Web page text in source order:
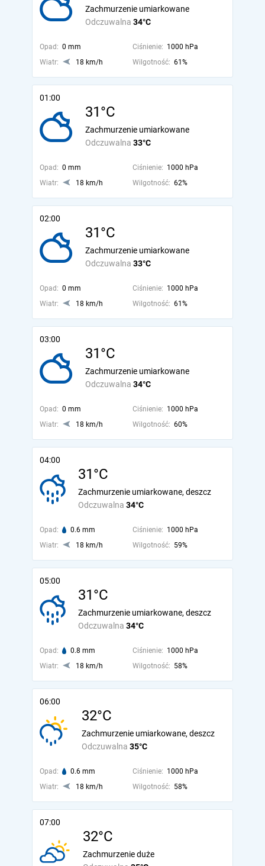
Odczuwalna 34°C
Zachmurzenie umiarkowane
Opad: 0 mm Ciśnienie: 1000 hPa
Wiatr:
18 km/h Wilgotność: 61%
01:00
31°C
Odczuwalna 33°C
Zachmurzenie umiarkowane
Opad: 0 mm Ciśnienie: 1000 hPa
Wiatr:
18 km/h Wilgotność: 62%
02:00
31°C
Odczuwalna 33°C
Zachmurzenie umiarkowane
Opad: 0 mm Ciśnienie: 1000 hPa
Wiatr:
18 km/h Wilgotność: 61%
03:00
31°C
Odczuwalna 34°C
Zachmurzenie umiarkowane
Opad: 0 mm Ciśnienie: 1000 hPa
Wiatr:
18 km/h Wilgotność: 60%
04:00
31°C
Odczuwalna 34°C
Zachmurzenie umiarkowane, deszcz
Opad: 0.6 mm Ciśnienie: 1000 hPa
Wiatr:
18 km/h Wilgotność: 59%
05:00
31°C
Odczuwalna 34°C
Zachmurzenie umiarkowane, deszcz
Opad: 0.8 mm Ciśnienie: 1000 hPa
Wiatr:
18 km/h Wilgotność: 58%
06:00
32°C
Odczuwalna 35°C
Zachmurzenie umiarkowane, deszcz
Opad: 0.6 mm Ciśnienie: 1000 hPa
Wiatr:
18 km/h Wilgotność: 58%
07:00
32°C
Zachmurzenie duże